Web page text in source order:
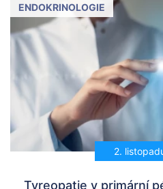
2.
ENDOKRINOLOGIE
Tyreopatie v primární